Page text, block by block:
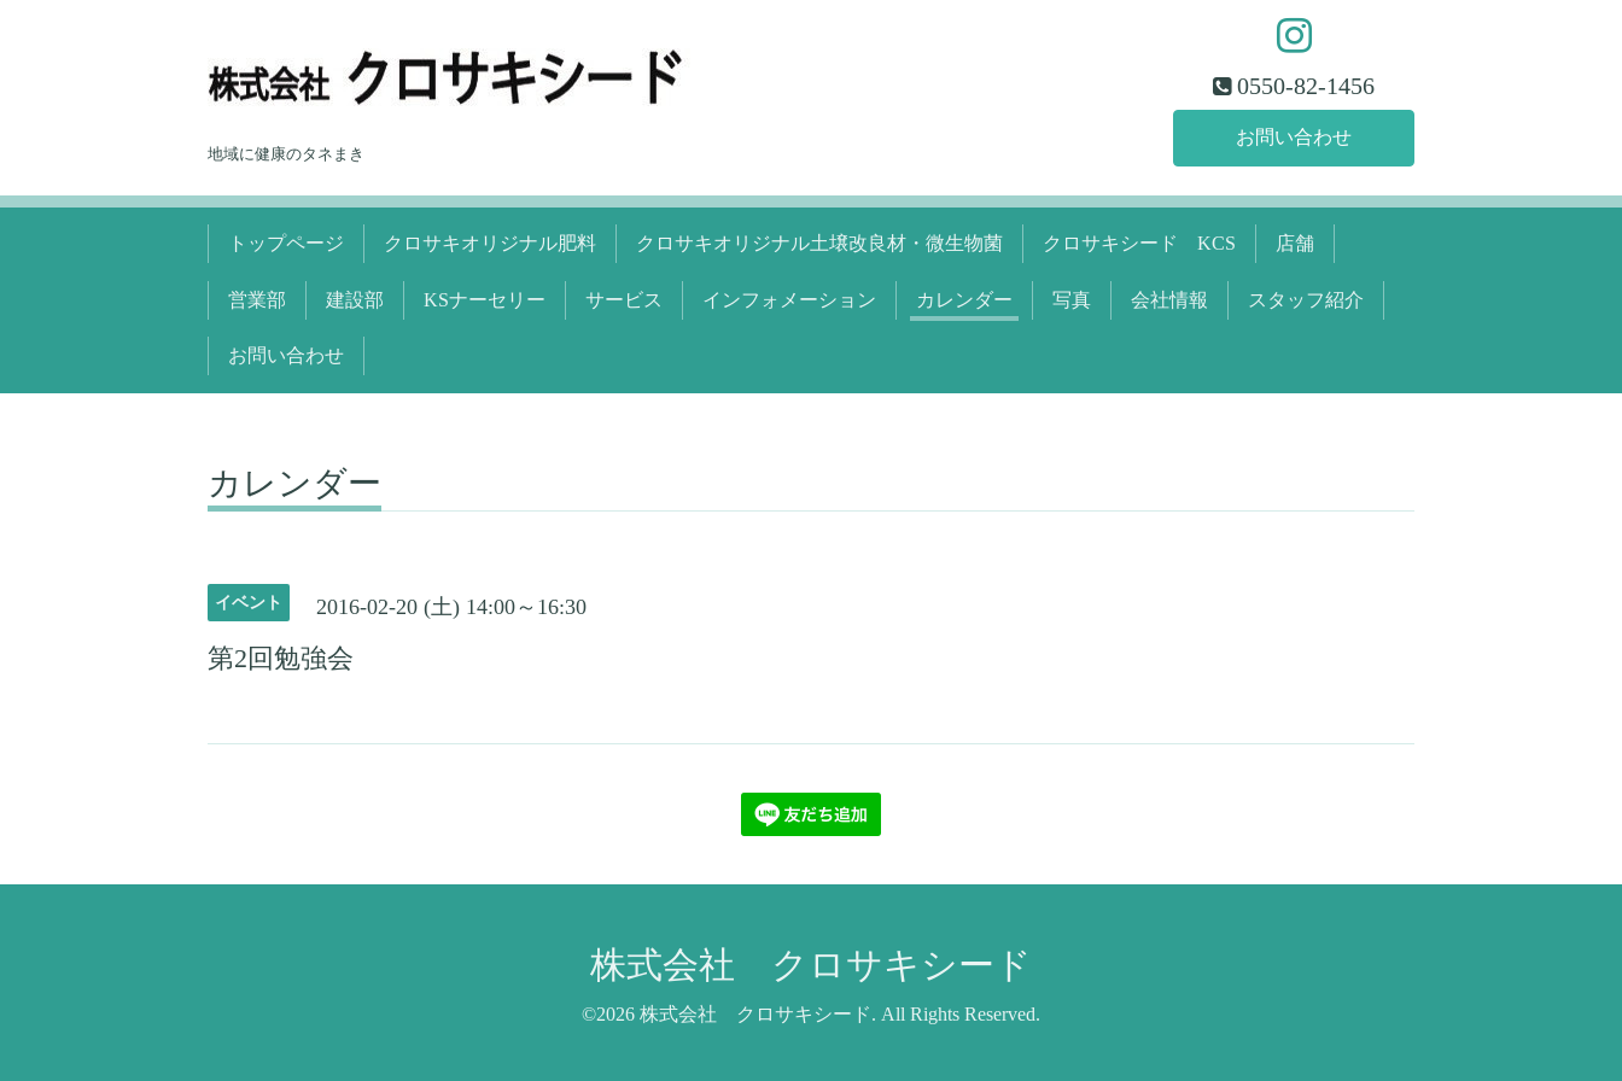
地域に健康のタネまき
0550-82-1456
お問い合わせ
トップページ クロサキオリジナル肥料 クロサキオリジナル土壌改良材・微生物菌 クロサキシード KCS 店舗
営業部 建設部 KSナーセリー サービス インフォメーション カレンダー 写真 会社情報 スタッフ紹介
お問い合わせ
カレンダー
イベント 2016-02-20 (土) 14:00～16:30
第2回勉強会
株式会社 クロサキシード
©2026 株式会社 クロサキシード. All Rights Reserved.